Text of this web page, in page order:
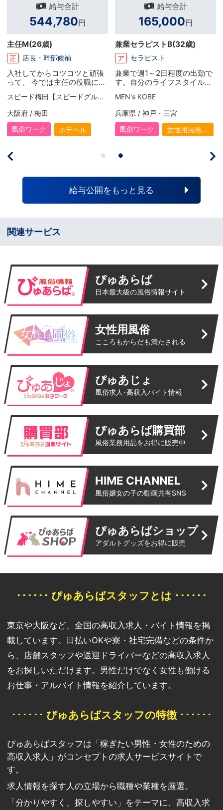
給与合計
544,780円
主任M(26歳)
正 店長・幹部候補
入社してからコツコツと頑張
って、 今では主任の役職に就
きました！ お給料面もかなり
昇給して頂けたので、頑張れ
ば頑張るだけ反映して頂ける
会社です。 ダークなイメージ
がありましたが全くそのよう
なことも無く、シフトなども
し、しっかり定時で帰れま
す！ 帰りに仲間と食事に出る
スピード梅田【スピードグループ】
大阪府 / 梅田
風俗ワーク
ホテヘル
給与合計
165,000円
兼業セラピストB(32歳)
ア セラピスト
兼業で週1～2日程度の出勤で
す。自分のライフスタイルに
収入面でも助かってます。本
業だけではできなかった多少
の贅沢もできるようになり、
頑張りがいを感じています。
MEN's KOBE
兵庫県 / 神戸・三宮
風俗ワーク
女性用風俗
給与公開をもっと見る
関連サービス
ぴゅあらば
日本最大級の風俗情報サイト
女性用風俗
こころもからだも満たされる
ぴゅあじょ
風俗求人･高収入バイト情報
ぴゅあらば購買部
風俗業務用品をお得に販売中
HIME CHANNEL
風俗嬢女の子の動画共有SNS
ぴゅあらばショップ
アダルトグッズをお得に販売
･･････ ぴゅあらばスタッフとは ･･････
東京や大阪など、全国の高収入求人・バイト情報を掲
載しています。日払いOKや寮・社宅完備などの条件か
ら、店舗スタッフや送迎ドライバーなどの高収入求人
をお探しいただけます。男性だけでなく女性も働ける
お仕事・アルバイト情報を紹介しています。
･･････ ぴゅあらばスタッフの特徴 ･･････
ぴゅあらばスタッフは「稼ぎたい男性・女性のための
高収入求人」がコンセプトの求人サービスサイトで
す。
求人情報を探す人の立場から職種や業種を厳選。
「分かりやすく、探しやすい」をテーマに、高収入求